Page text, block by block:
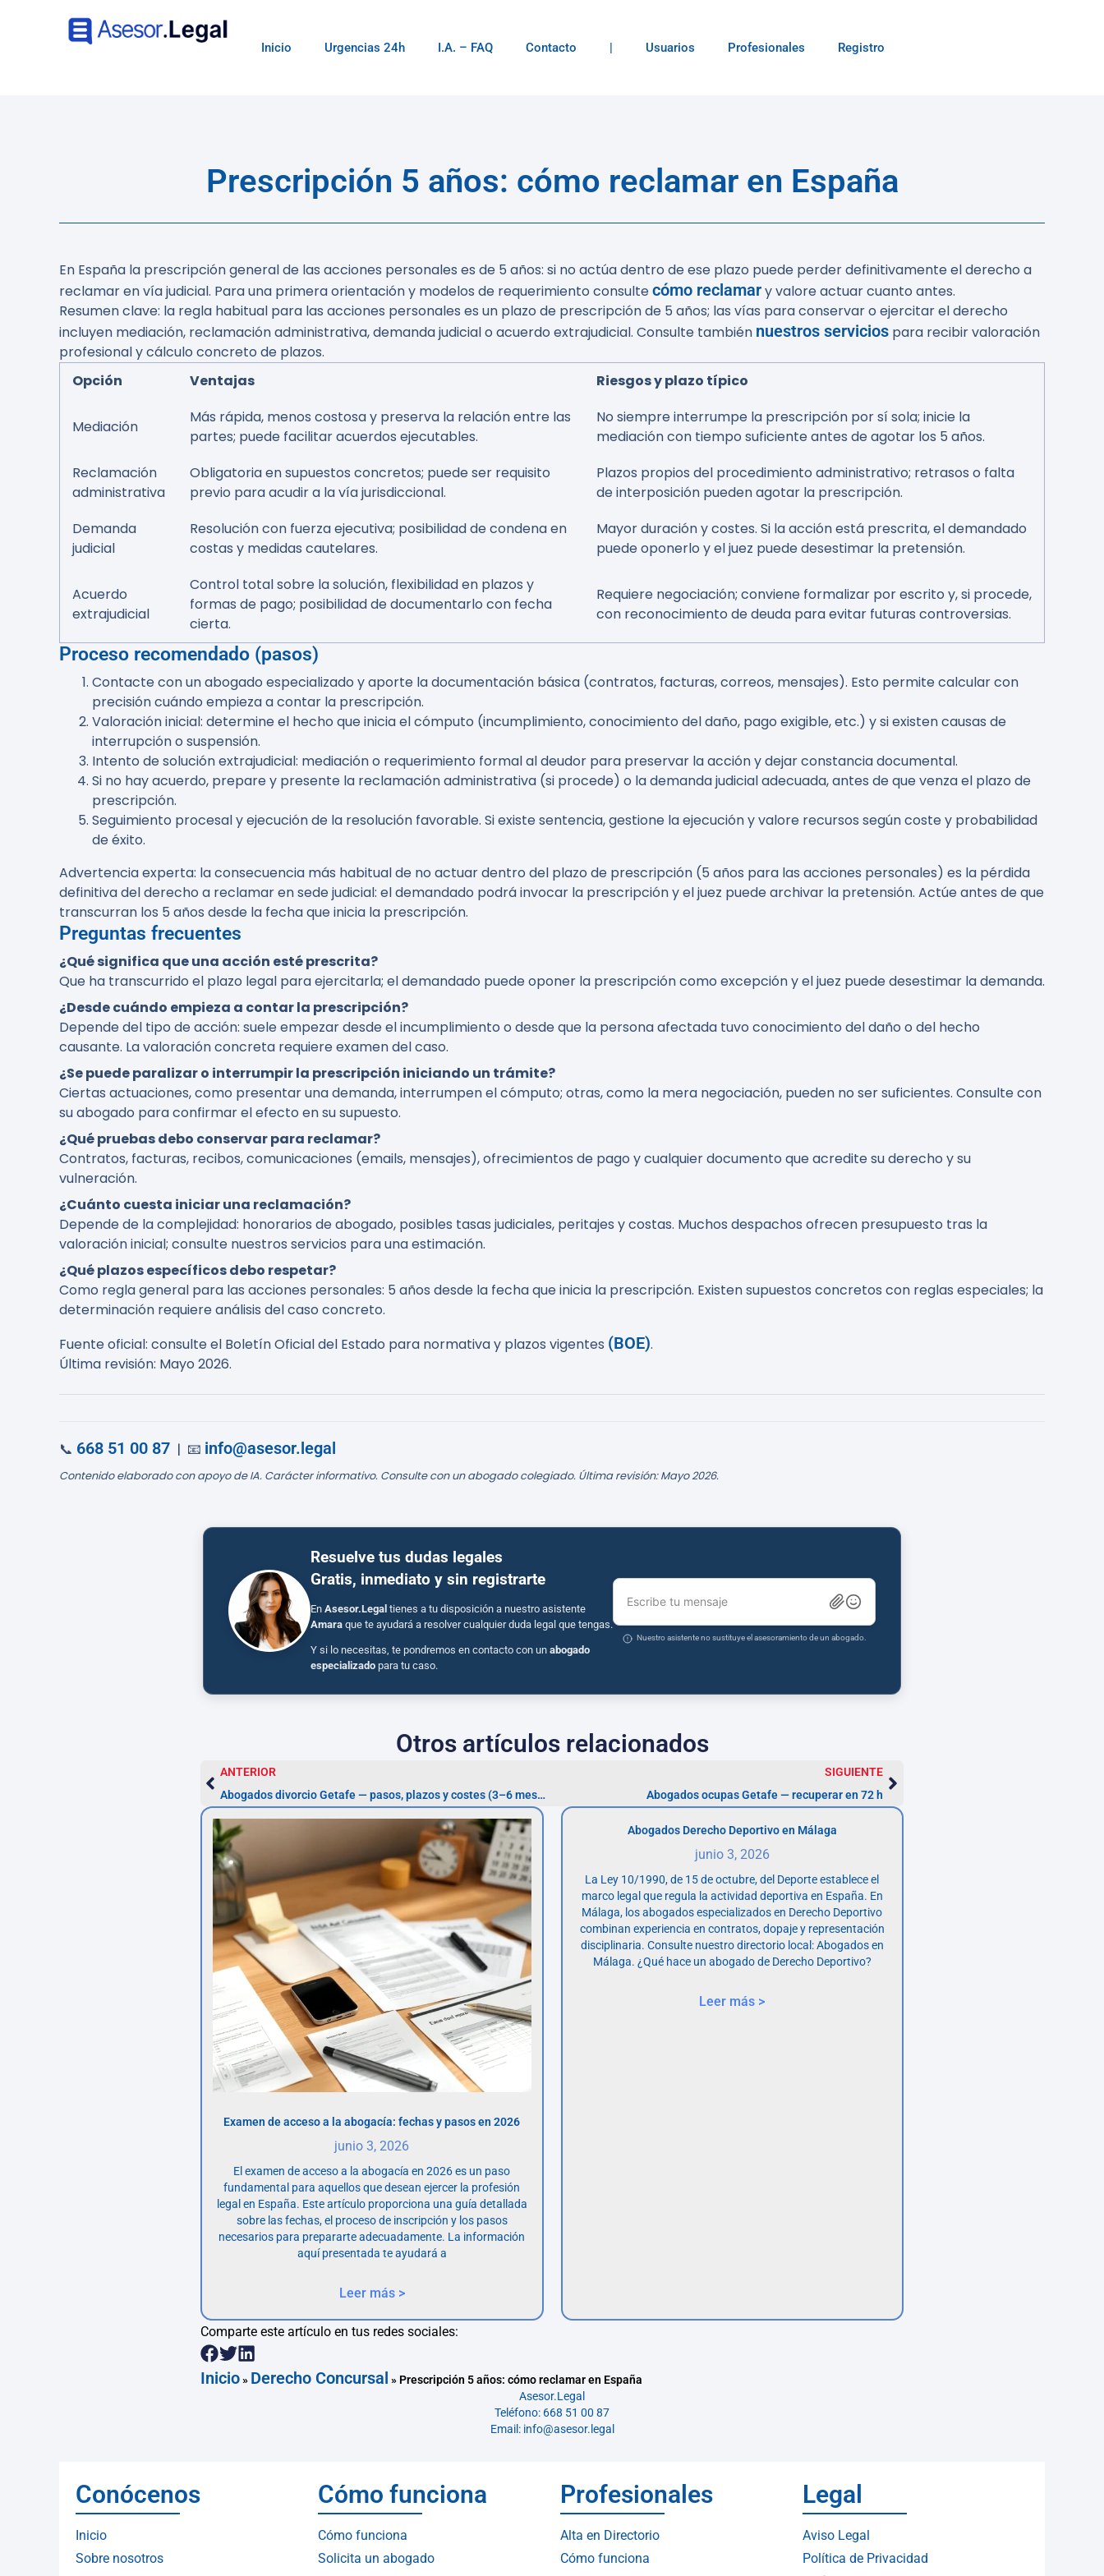
Inicio Urgencias 24h I.A. – FAQ Contacto | Usuarios Profesionales Registro
Prescripción 5 años: cómo reclamar en España
En España la prescripción general de las acciones personales es de 5 años: si no actúa dentro de ese plazo puede perder definitivamente el derecho a
reclamar en vía judicial. Para una primera orientación y modelos de requerimiento consultecómo reclamary valore actuar cuanto antes.
Resumen clave: la regla habitual para las acciones personales es un plazo de prescripción de 5 años; las vías para conservar o ejercitar el derecho
incluyen mediación, reclamación administrativa, demanda judicial o acuerdo extrajudicial. Consulte también nuestros servicios para recibir valoración
profesional y cálculo concreto de plazos.
Opción
Ventajas Riesgos y plazo típico
Mediación
Más rápida, menos costosa y preserva la relación entre las
partes; puede facilitar acuerdos ejecutables.
No siempre interrumpe la prescripción por sí sola; inicie la
mediación con tiempo suficiente antes de agotar los 5 años.
Reclamación
administrativa
Obligatoria en supuestos concretos; puede ser requisito
previo para acudir a la vía jurisdiccional.
Plazos propios del procedimiento administrativo; retrasos o falta
de interposición pueden agotar la prescripción.
Demanda
judicial
Resolución con fuerza ejecutiva; posibilidad de condena en
costas y medidas cautelares.
Mayor duración y costes. Si la acción está prescrita, el demandado
puede oponerlo y el juez puede desestimar la pretensión.
Acuerdo
extrajudicial
Control total sobre la solución, flexibilidad en plazos y
formas de pago; posibilidad de documentarlo con fecha
cierta.
Requiere negociación; conviene formalizar por escrito y, si procede,
con reconocimiento de deuda para evitar futuras controversias.
Proceso recomendado (pasos)
Contacte con un abogado especializado y aporte la documentación básica (contratos, facturas, correos, mensajes). Esto permite calcular con
precisión cuándo empieza a contar la prescripción.
Valoración inicial: determine el hecho que inicia el cómputo (incumplimiento, conocimiento del daño, pago exigible, etc.) y si existen causas de
interrupción o suspensión.
Intento de solución extrajudicial: mediación o requerimiento formal al deudor para preservar la acción y dejar constancia documental.
Si no hay acuerdo, prepare y presente la reclamación administrativa (si procede) o la demanda judicial adecuada, antes de que venza el plazo de
prescripción.
Seguimiento procesal y ejecución de la resolución favorable. Si existe sentencia, gestione la ejecución y valore recursos según coste y probabilidad
de éxito.
Advertencia experta: la consecuencia más habitual de no actuar dentro del plazo de prescripción (5 años para las acciones personales) es la pérdida
definitiva del derecho a reclamar en sede judicial: el demandado podrá invocar la prescripción y el juez puede archivar la pretensión. Actúe antes de que
transcurran los 5 años desde la fecha que inicia la prescripción.
Preguntas frecuentes
¿Qué significa que una acción esté prescrita?
Que ha transcurrido el plazo legal para ejercitarla; el demandado puede oponer la prescripción como excepción y el juez puede desestimar la demanda.
¿Desde cuándo empieza a contar la prescripción?
Depende del tipo de acción: suele empezar desde el incumplimiento o desde que la persona afectada tuvo conocimiento del daño o del hecho
causante. La valoración concreta requiere examen del caso.
¿Se puede paralizar o interrumpir la prescripción iniciando un trámite?
Ciertas actuaciones, como presentar una demanda, interrumpen el cómputo; otras, como la mera negociación, pueden no ser suficientes. Consulte con
su abogado para confirmar el efecto en su supuesto.
¿Qué pruebas debo conservar para reclamar?
Contratos, facturas, recibos, comunicaciones (emails, mensajes), ofrecimientos de pago y cualquier documento que acredite su derecho y su
vulneración.
¿Cuánto cuesta iniciar una reclamación?
Depende de la complejidad: honorarios de abogado, posibles tasas judiciales, peritajes y costas. Muchos despachos ofrecen presupuesto tras la
valoración inicial; consulte nuestros servicios para una estimación.
¿Qué plazos específicos debo respetar?
Como regla general para las acciones personales: 5 años desde la fecha que inicia la prescripción. Existen supuestos concretos con reglas especiales; la
determinación requiere análisis del caso concreto.
Fuente oficial: consulte el Boletín Oficial del Estado para normativa y plazos vigentes (BOE).
Última revisión: Mayo 2026.
📞 668 51 00 87 | 📧 info@asesor.legal
Contenido elaborado con apoyo de IA. Carácter informativo. Consulte con un abogado colegiado. Última revisión: Mayo 2026.
Resuelve tus dudas legales
Gratis, inmediato y sin registrarte
En Asesor.Legal tienes a tu disposición a nuestro asistente
Amara que te ayudará a resolver cualquier duda legal que tengas.
Y si lo necesitas, te pondremos en contacto con un abogado
especializado para tu caso.
Escribe tu mensaje
Nuestro asistente no sustituye el asesoramiento de un abogado.
Otros artículos relacionados
ANTERIOR
Abogados divorcio Getafe — pasos, plazos y costes (3–6 meses)
SIGUIENTE
Abogados ocupas Getafe — recuperar en 72 h
Examen de acceso a la abogacía: fechas y pasos en 2026
junio 3, 2026
El examen de acceso a la abogacía en 2026 es un paso
fundamental para aquellos que desean ejercer la profesión
legal en España. Este artículo proporciona una guía detallada
sobre las fechas, el proceso de inscripción y los pasos
necesarios para prepararte adecuadamente. La información
aquí presentada te ayudará a
Leer más >
Abogados Derecho Deportivo en Málaga
junio 3, 2026
La Ley 10/1990, de 15 de octubre, del Deporte establece el
marco legal que regula la actividad deportiva en España. En
Málaga, los abogados especializados en Derecho Deportivo
combinan experiencia en contratos, dopaje y representación
disciplinaria. Consulte nuestro directorio local: Abogados en
Málaga. ¿Qué hace un abogado de Derecho Deportivo?
Leer más >
Comparte este artículo en tus redes sociales:
Inicio» Derecho Concursal » Prescripción 5 años: cómo reclamar en España
Asesor.Legal
Teléfono: 668 51 00 87
Email: info@asesor.legal
Conócenos
Inicio
Sobre nosotros
Cómo funciona
Cómo funciona
Solicita un abogado
Profesionales
Alta en Directorio
Cómo funciona
Legal
Aviso Legal
Política de Privacidad